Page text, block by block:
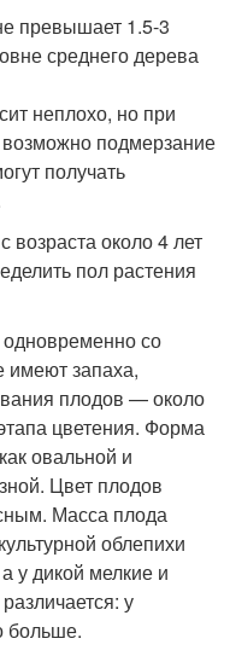
превышает 1.5-3
среднего дерева
неплохо, но при
подмерзание
получать
возраста около 4 лет
пол растения
одновременно со
имеют запаха,
плодов — около
цветения. Форма
овальной и
Цвет плодов
Масса плода
облепихи
у дикой мелкие и
у
больше.